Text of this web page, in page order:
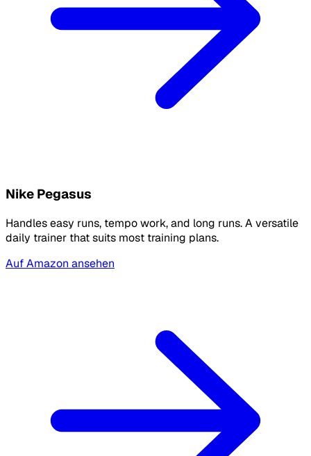
Nike Pegasus
Handles easy runs, tempo work, and long runs. A versatile
daily trainer that suits most training plans.
Auf Amazon ansehen